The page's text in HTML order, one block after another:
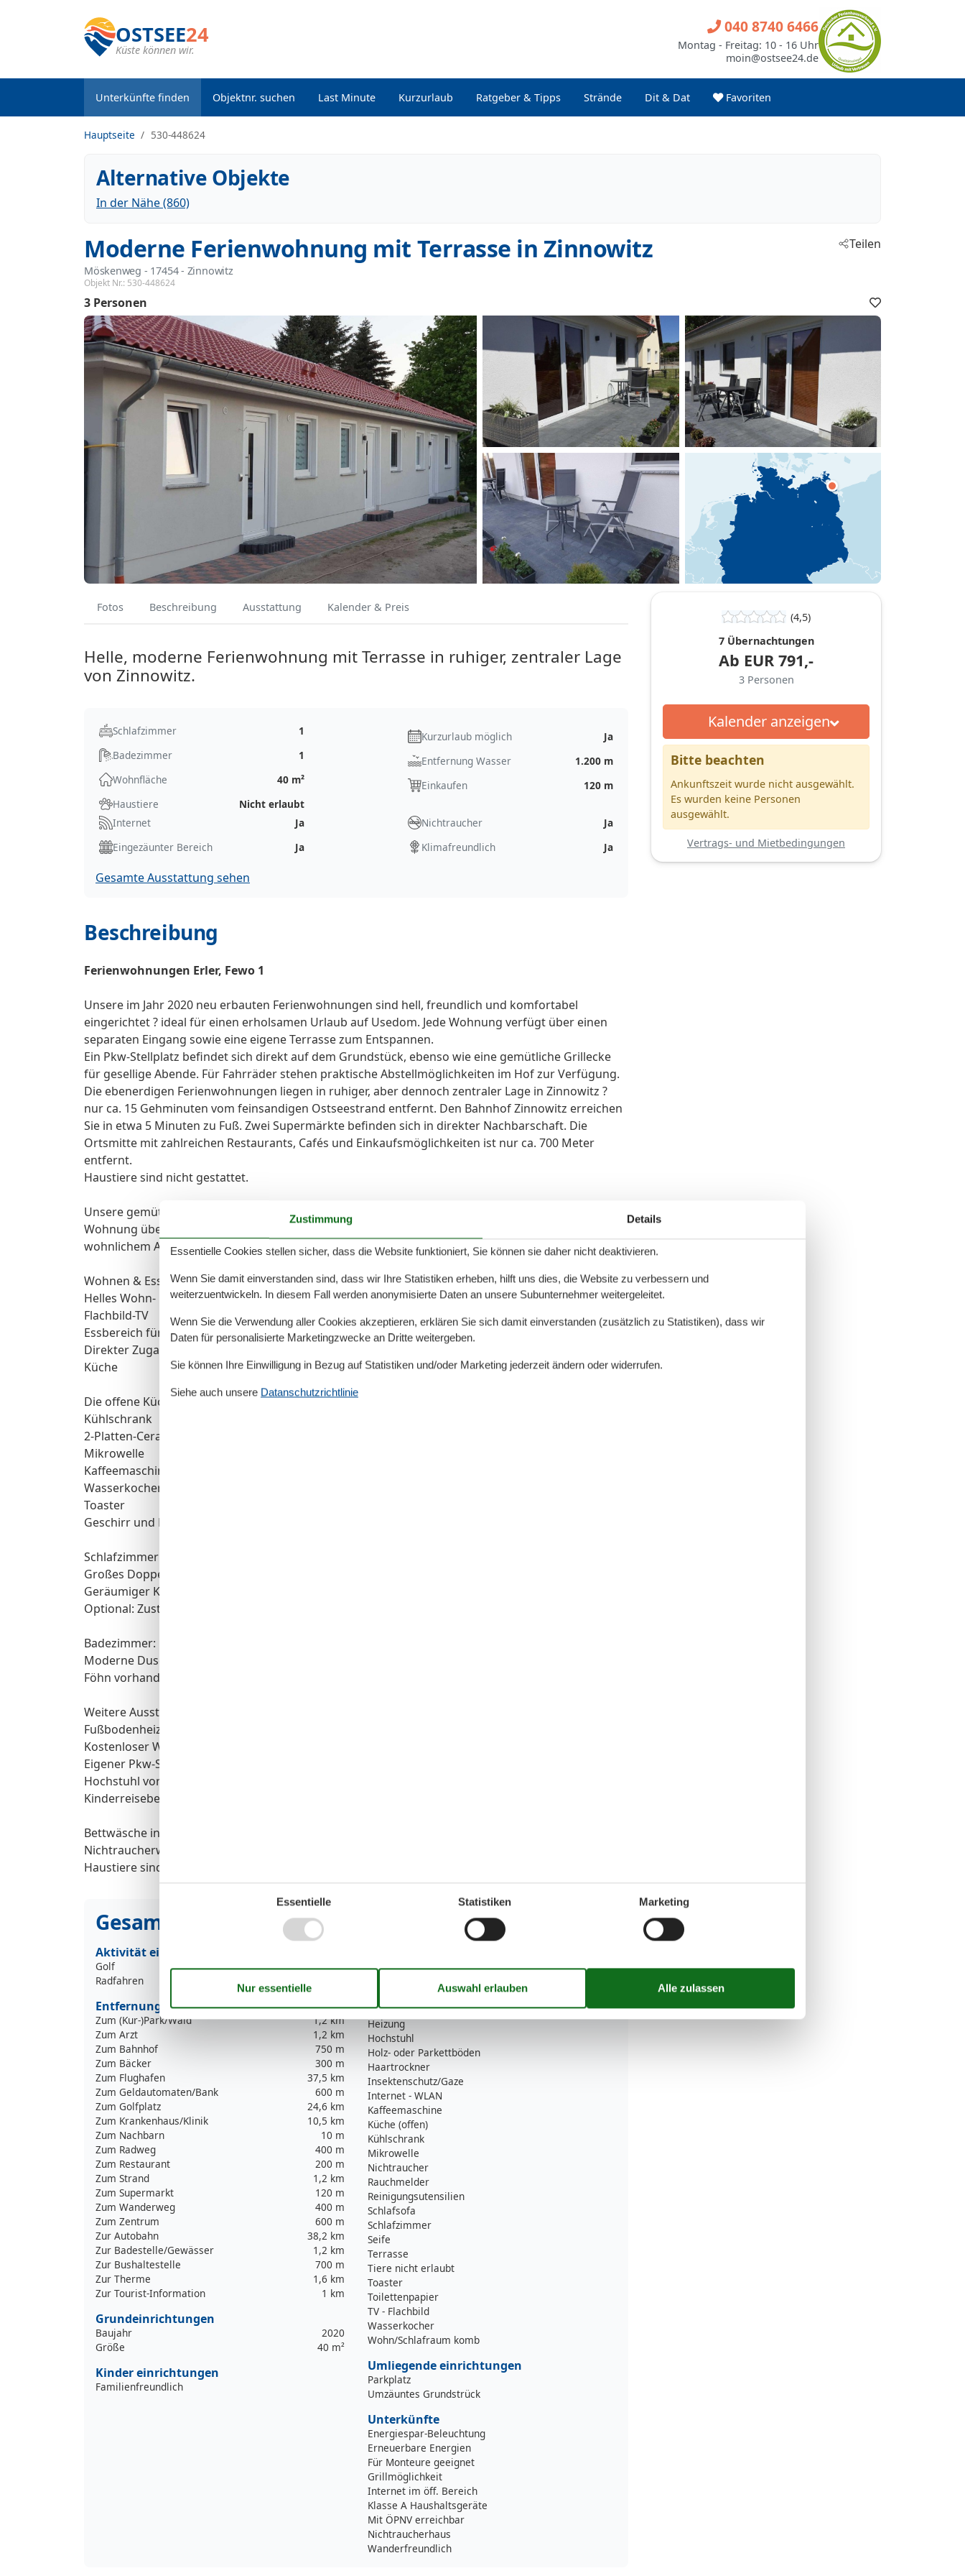
OSTSEE24
Küste können wir.
Unterkünfte finden Objektnr. suchen Last Minute Kurzurlaub Ratgeber & Tipps Strände Dit & Dat Favoriten
040 8740 6466
Montag - Freitag: 10 - 16 Uhr
moin@ostsee24.de
Hauptseite 530-448624
Alternative Objekte
In der Nähe (860)
Moderne Ferienwohnung mit Terrasse in Zinnowitz
Möskenweg - 17454 - Zinnowitz
Objekt Nr.: 530-448624
Teilen
3 Personen
Fotos Beschreibung Ausstattung Kalender & Preis
Helle, moderne Ferienwohnung mit Terrasse in ruhiger, zentraler Lage
von Zinnowitz.
Schlafzimmer
1
Badezimmer
1
Wohnfläche
40 m²
Haustiere
Nicht erlaubt
Kurzurlaub möglich
Ja
Entfernung Wasser
1.200 m
Einkaufen
120 m
Internet
Ja
Eingezäunter Bereich
Ja
Nichtraucher
Ja
Klimafreundlich
Ja
Gesamte Ausstattung sehen
Beschreibung
Ferienwohnungen Erler, Fewo 1
Unsere im Jahr 2020 neu erbauten Ferienwohnungen sind hell, freundlich und komfortabel
eingerichtet ? ideal für einen erholsamen Urlaub auf Usedom. Jede Wohnung verfügt über einen
separaten Eingang sowie eine eigene Terrasse zum Entspannen.
Ein Pkw-Stellplatz befindet sich direkt auf dem Grundstück, ebenso wie eine gemütliche Grillecke
für gesellige Abende. Für Fahrräder stehen praktische Abstellmöglichkeiten im Hof zur Verfügung.
Die ebenerdigen Ferienwohnungen liegen in ruhiger, aber dennoch zentraler Lage in Zinnowitz ?
nur ca. 15 Gehminuten vom feinsandigen Ostseestrand entfernt. Den Bahnhof Zinnowitz erreichen
Sie in etwa 5 Minuten zu Fuß. Zwei Supermärkte befinden sich in direkter Nachbarschaft. Die
Ortsmitte mit zahlreichen Restaurants, Cafés und Einkaufsmöglichkeiten ist nur ca. 700 Meter
entfernt.
Haustiere sind nicht gestattet.
Unsere gemütliche Ferienwohnung 1 bietet auf ca. 40m² ausreichend Platz für 2 bis 3 Personen. Die
Wohnung überzeugt mit moderner Ausstattung, einer durchdachten Raumaufteilung und
wohnlichem Ambiente.
Wohnen & Essen:
Helles Wohn- und Esszimmer mit gemütlicher Couch
Flachbild-TV
Essbereich für gemeinsame Mahlzeiten
Direkter Zugang zur möblierten Terrasse
Küche
Die offene Küchenzeile ist komplett ausgestattet mit:
Kühlschrank
2-Platten-Cerankochfeld
Mikrowelle
Kaffeemaschine
Wasserkocher
Toaster
Geschirr und Kochutensilien
Schlafzimmer:
Großes Doppelbett
Geräumiger Kleiderschrank
Optional: Zustellbett für eine dritte Person
Badezimmer:
Moderne Dusche
Föhn vorhanden
Weitere Ausstattung:
Fußbodenheizung in der gesamten Wohnung
Kostenloser WLAN-Zugang
Eigener Pkw-Stellplatz
Hochstuhl vorhanden
Kinderreisebett bitte selbst mitbringen
Bettwäsche inklusive, Handtuchpaket vor Ort buchbar
Nichtraucherwohnung
Haustiere sind nicht gestattet
Gesamte Ausstattung
Aktivität einrichtungen
Golf
Radfahren
Entfernungen
Zum (Kur-)Park/Wald
1,2 km
Zum Arzt
1,2 km
Zum Bahnhof
750 m
Zum Bäcker
300 m
Zum Flughafen
37,5 km
Zum Geldautomaten/Bank
600 m
Zum Golfplatz
24,6 km
Zum Krankenhaus/Klinik
10,5 km
Zum Nachbarn
10 m
Zum Radweg
400 m
Zum Restaurant
200 m
Zum Strand
1,2 km
Zum Supermarkt
120 m
Zum Wanderweg
400 m
Zum Zentrum
600 m
Zur Autobahn
38,2 km
Zur Badestelle/Gewässer
1,2 km
Zur Bushaltestelle
700 m
Zur Therme
1,6 km
Zur Tourist-Information
1 km
Grundeinrichtungen
Baujahr
2020
Größe
40 m²
Kinder einrichtungen
Familienfreundlich
Bettwäsche
Dusche/WC
Heizung
Hochstuhl
Holz- oder Parkettböden
Haartrockner
Insektenschutz/Gaze
Internet - WLAN
Kaffeemaschine
Küche (offen)
Kühlschrank
Mikrowelle
Nichtraucher
Rauchmelder
Reinigungsutensilien
Schlafsofa
Schlafzimmer
Seife
Terrasse
Tiere nicht erlaubt
Toaster
Toilettenpapier
TV - Flachbild
Wasserkocher
Wohn/Schlafraum komb
Umliegende einrichtungen
Parkplatz
Umzäuntes Grundstrück
Unterkünfte
Energiespar-Beleuchtung
Erneuerbare Energien
Für Monteure geeignet
Grillmöglichkeit
Internet im öff. Bereich
Klasse A Haushaltsgeräte
Mit ÖPNV erreichbar
Nichtraucherhaus
Wanderfreundlich
(4,5)
7 Übernachtungen
Ab EUR 791,-
3 Personen
Kalender anzeigen
Bitte beachten
Ankunftszeit wurde nicht ausgewählt.
Es wurden keine Personen
ausgewählt.
Vertrags- und Mietbedingungen
Zustimmung Details
Essentielle Cookies stellen sicher, dass die Website funktioniert, Sie können sie daher nicht deaktivieren.
Wenn Sie damit einverstanden sind, dass wir Ihre Statistiken erheben, hilft uns dies, die Website zu verbessern und
weiterzuentwickeln. In diesem Fall werden anonymisierte Daten an unsere Subunternehmer weitergeleitet.
Wenn Sie die Verwendung aller Cookies akzeptieren, erklären Sie sich damit einverstanden (zusätzlich zu Statistiken), dass wir
Daten für personalisierte Marketingzwecke an Dritte weitergeben.
Sie können Ihre Einwilligung in Bezug auf Statistiken und/oder Marketing jederzeit ändern oder widerrufen.
Siehe auch unsere Datanschutzrichtlinie
Essentielle Statistiken Marketing